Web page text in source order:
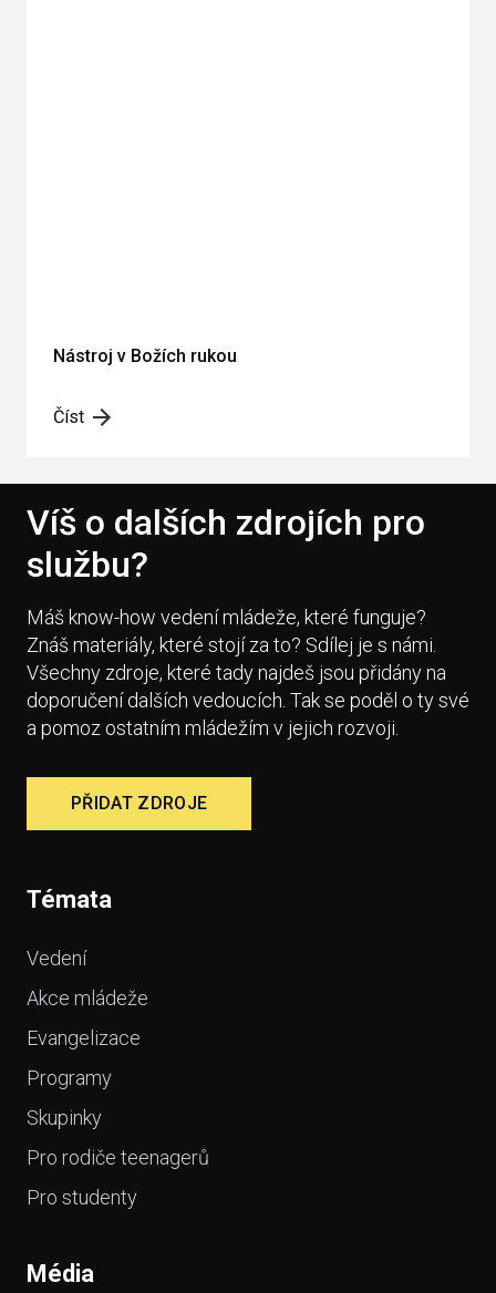
Nástroj v Božích rukou
Číst
Víš o dalších zdrojích pro
službu?
Máš know-how vedení mládeže, které funguje?
Znáš materiály, které stojí za to? Sdílej je s námi.
Všechny zdroje, které tady najdeš jsou přidány na
doporučení dalších vedoucích. Tak se poděl o ty své
a pomoz ostatním mládežím v jejich rozvoji.
PŘIDAT ZDROJE
Témata
Vedení
Akce mládeže
Evangelizace
Programy
Skupinky
Pro rodiče teenagerů
Pro studenty
Média